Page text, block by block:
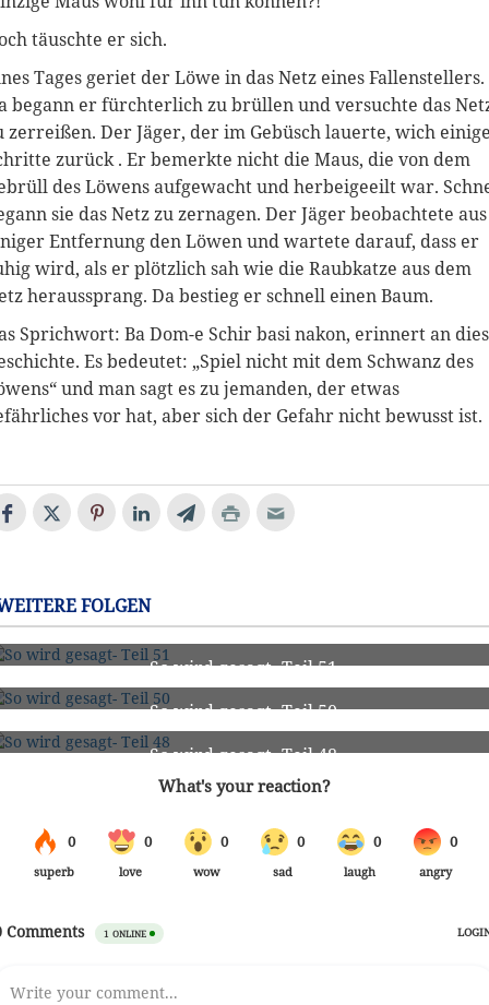
täuschte er sich.
Tages geriet der Löwe in das Netz eines Fallenstellers.
begann er fürchterlich zu brüllen und versuchte das
zerreißen. Der Jäger, der im Gebüsch lauerte, wich
zurück . Er bemerkte nicht die Maus, die von dem
des Löwens aufgewacht und herbeigeeilt war.
sie das Netz zu zernagen. Der Jäger beobachtete aus
Entfernung den Löwen und wartete darauf, dass er
wird, als er plötzlich sah wie die Raubkatze aus dem
heraussprang. Da bestieg er schnell einen Baum.
Sprichwort: Ba Dom-e Schir basi nakon, erinnert an
Es bedeutet: „Spiel nicht mit dem Schwanz des
und man sagt es zu jemanden, der etwas
vor hat, aber sich der Gefahr nicht bewusst ist.
FOLGEN
51 So wird gesagt- Teil 51
50 So wird gesagt- Teil 50
So wird gesagt- Teil 48